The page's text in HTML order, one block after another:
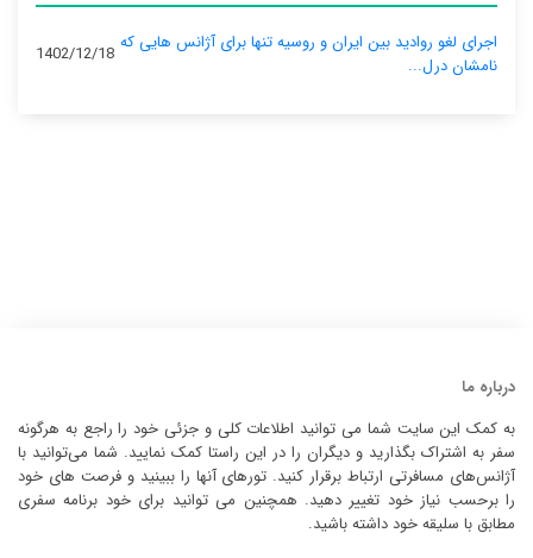
اجرای لغو روادید بین ایران و روسیه تنها برای آژانس‌ هایی که
نامشان درل...
1402/12/18
درباره ما
به کمک این سایت شما می توانید اطلاعات کلی و جزئی خود را راجع به هرگونه
سفر به اشتراک بگذارید و دیگران را در این راستا کمک نمایید. شما می‌توانید با
آژانس‌های مسافرتی ارتباط برقرار کنید. تورهای آنها را ببینید و فرصت های خود
را برحسب نیاز خود تغییر دهید. همچنین می توانید برای خود برنامه سفری
مطابق با سلیقه خود داشته باشید.